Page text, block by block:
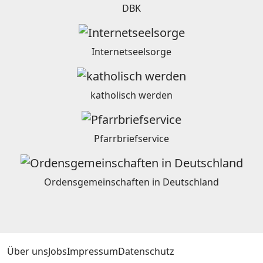
DBK
Internetseelsorge
katholisch werden
Pfarrbriefservice
Ordensgemeinschaften in Deutschland
Über unsJobsImpressumDatenschutz